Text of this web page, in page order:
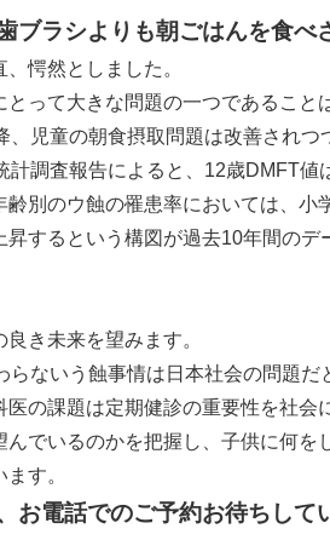
ブラシよりも朝ごはんを食べ
愕然としました。
って大きな問題の一つであること
、児童の朝食摂取問題は改善されつ
調査報告によると、12歳DMFT値
齢別のウ蝕の罹患率においては、小
昇するという構図が過去10年間の
き未来を望みます。
ないう蝕事情は日本社会の問題だ
医の課題は定期健診の重要性を社会
んでいるのかを把握し、子供に何を
す。
お電話でのご予約お待ちして